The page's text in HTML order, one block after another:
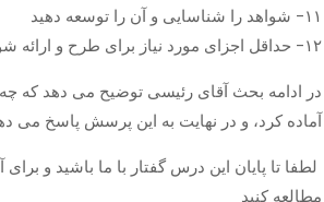
۱۱- شواهد را شناسایی و آن را توسعه دهید
۱۲- حداقل اجزای مورد نیاز برای طرح و ارائه شواهد را آماده کنید
در ادامه بحث آقای رئیسی توضیح می دهد که چه
آماده کرد، و در نهایت به این پرسش پاسخ می
لطفا تا پایان این درس گفتار با ما باشید و
مطالعه کنید